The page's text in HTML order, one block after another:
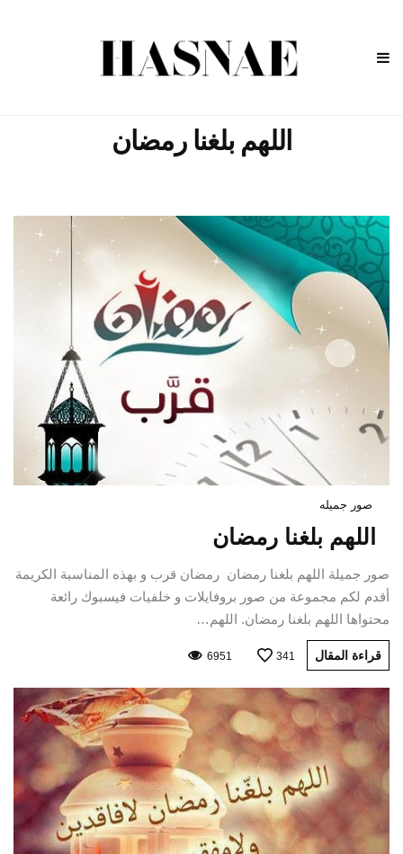
اللهم بلغنا رمضان
صور جميله
اللهم بلغنا رمضان
صور جميلة اللهم بلغنا رمضان رمضان قرب و بهذه المناسبة الكريمة
أقدم لكم مجموعة من صور بروفايلات و خلفيات فيسبوك رائعة
محتواها اللهم بلغنا رمضان. اللهم…
قراءة المقال 341
6951